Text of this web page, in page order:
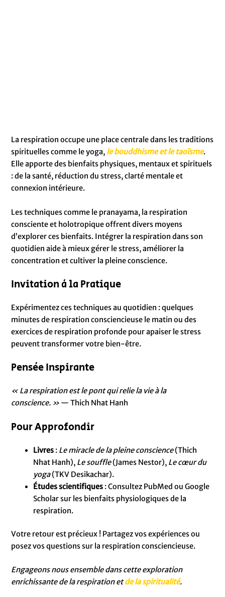
La respiration occupe une place centrale dans les traditions
spirituelles comme le yoga, le bouddhisme et le taoïsme.
Elle apporte des bienfaits physiques, mentaux et spirituels
: de la santé, réduction du stress, clarté mentale et
connexion intérieure.
Les techniques comme le pranayama, la respiration
consciente et holotropique offrent divers moyens
d’explorer ces bienfaits. Intégrer la respiration dans son
quotidien aide à mieux gérer le stress, améliorer la
concentration et cultiver la pleine conscience.
Invitation à la Pratique
Expérimentez ces techniques au quotidien : quelques
minutes de respiration consciencieuse le matin ou des
exercices de respiration profonde pour apaiser le stress
peuvent transformer votre bien-être.
Pensée Inspirante
« La respiration est le pont qui relie la vie à la
conscience. » — Thich Nhat Hanh
Pour Approfondir
Livres : Le miracle de la pleine conscience(Thich
Nhat Hanh), Le souffle(James Nestor), Le cœur du
yoga(TKV Desikachar).
Études scientifiques : Consultez PubMed ou Google
Scholar sur les bienfaits physiologiques de la
respiration.
Votre retour est précieux ! Partagez vos expériences ou
posez vos questions sur la respiration consciencieuse.
Engageons nous ensemble dans cette exploration
enrichissante de la respiration etde la spiritualité.